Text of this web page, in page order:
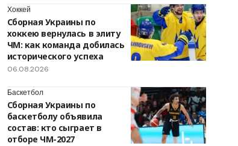
Хоккей
Сборная Украины по
хоккею вернулась в элиту
ЧМ: как команда добилась
исторического успеха
06.08.2026
Баскетбол
Сборная Украины по
баскетболу объявила
состав: кто сыграет в
отборе ЧМ-2027